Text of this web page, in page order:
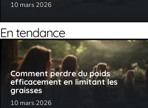
10 mars 2026
En tendance
Comment perdre du poids
efficacement en limitant les
graisses
10 mars 2026